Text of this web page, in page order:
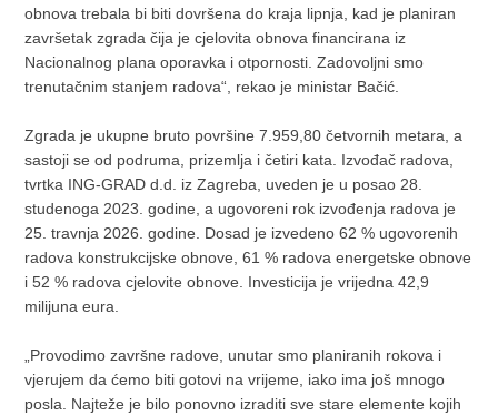
obnova trebala bi biti dovršena do kraja lipnja, kad je planiran
završetak zgrada čija je cjelovita obnova financirana iz
Nacionalnog plana oporavka i otpornosti. Zadovoljni smo
trenutačnim stanjem radova“, rekao je ministar Bačić.
Zgrada je ukupne bruto površine 7.959,80 četvornih metara, a
sastoji se od podruma, prizemlja i četiri kata. Izvođač radova,
tvrtka ING-GRAD d.d. iz Zagreba, uveden je u posao 28.
studenoga 2023. godine, a ugovoreni rok izvođenja radova je
25. travnja 2026. godine. Dosad je izvedeno 62 % ugovorenih
radova konstrukcijske obnove, 61 % radova energetske obnove
i 52 % radova cjelovite obnove. Investicija je vrijedna 42,9
milijuna eura.
„Provodimo završne radove, unutar smo planiranih rokova i
vjerujem da ćemo biti gotovi na vrijeme, iako ima još mnogo
posla. Najteže je bilo ponovno izraditi sve stare elemente kojih